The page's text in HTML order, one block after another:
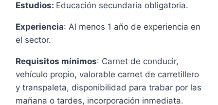
Estudios: Educación secundaria obligatoria.
Experiencia: Al menos 1 año de experiencia en
el sector.
Requisitos mínimos: Carnet de conducir,
vehículo propio, valorable carnet de carretillero
y transpaleta, disponibilidad para trabar por las
mañana o tardes, incorporación inmediata.